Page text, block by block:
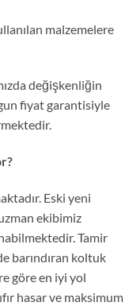
malzemelere
değişkenliğin
fiyat garantisiyle
Eski yeni
ekibimiz
Tamir
barındıran koltuk
göre en iyi yol
hasar ve maksimum